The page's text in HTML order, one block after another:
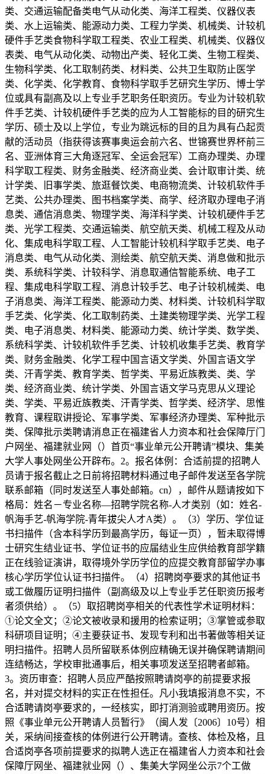
类、交通运输配备类电气从动化类、海洋工程类、仪器仪表
类、水上运输类、能源动力类、工程力学类、机械类、计较机
硬件手艺类食物科学取工程类、农业工程类、机械类、仪器仪
表类、电气从动化类、动物出产类、轻化工类、生物工程类、
生物科学类、化工取制药类、材料类、公共卫生取防止医学
类、化学类、化学教育、食物科学取手艺研究生学历、博士学
位或具有副高及以上专业手艺职务任职资历。专业为计较机软
件手艺类、计较机硬件手艺类的应为人工智能标的目的研究生
学历、硕士及以上学位，专业为跳远标的目的且为具有凸起贡
献的活动员（指获得该赛事奥运会前六名、世锦赛世界杯前三
名、亚洲体育三大角逐冠军、全运会冠军）工商办理类、办理
科学取工程类、财务金融类、经济商业类、会计取审计类、统
计学类、旧事学类、旅逛餐饮类、电商物流类、计较机软件手
艺类、公共办理类、图书档案学类、商学、经济取办理电子消
息类、通信消息类、物理学类、海洋科学类、计较机硬件手艺
类、光学工程类、交通运输类、航空航天类、机械工程及从动
化、集成电科学取工程、人工智能计较机科学取手艺类、电子
消息类、电气从动化类、测绘类、航空航天类、消息做和批示
类、系统科学类、计较科学、消息取通信智能系统、电子工
程、集成电科学取工程、消息计较手艺、电子计较机械类、电
子消息类、海洋工程类、能源动力类、材料类、计较机科学取
手艺类、化学类、化工取制药类、土建类物理学类、光学工程
类、电子消息类、材料类、能源动力类、统计学类、数学类、
系统科学类、计较机软件手艺类、计较机收集手艺类、教育学
类、财务金融类、化学工程中国言语文学类、外国言语文学
类、汗青学类、教育学类、哲学类、平易近族教类、类、学
类、经济商业类、统计学类、外国言语文学马克思从义理论
类、学类、平易近族教类、汗青学类、哲学类、经济学、思惟
教育、课程取讲授论、军事学类、军事经济办理类、军种批示
类、保障批示类聘请消息正在福建省人力资本和社会保障厅门
户网坐、福建就业网（）首页“事业单元公开聘请”模块、集美
大学人事处网坐公开辟布。2。报名体例：合适前提的招聘人
员请于报名截止之日前将招聘材料通过电子邮件发送至各学院
联系邮箱（同时发送至人事处邮箱。cn），邮件从题请按如下
格局：姓名－专业名称—招聘学院名称-人才类别（如：姓名-
帆海手艺-帆海学院-青年拔尖人才A类）。（3）学历、学位证
书扫描件（含本科学历到最高学历，每证一页），暂未取得博
士研究生结业证书、学位证书的应届结业生应供给教育部学籍
正在线验证演讲，取得境外学历学位的应提交教育部留学办事
核心学历学位认证书扫描件。（4）招聘岗亭要求的其他证书
或工做履历证明扫描件（副高级及以上专业手艺任职资历报考
者须供给）。（5）取招聘岗亭相关的代表性学术证明材料：
①论文全文；②论文被收录和援用的检索证明；③掌管或参取
科研项目证明；④主要获证书、发现专利和出书著做等相关证
明扫描件。招聘人员所留联系体例应精确无误并确保聘请期间
连结畅达，学校审批通事后，相关事项发送至招聘者邮箱。
3。资历审查：招聘人员应严酷按照聘请岗亭的前提要求报
名，并对提交材料的实正在性担任。凡小我填报消息不实，不
合适聘请岗亭要求的，一经核实，即打消测验或聘用资历。按
照《事业单元公开聘请人员暂行》（闽人发〔2006〕10号）相
关，采纳间接查核的体例进行公开聘请。查核、体检及格，且
合适岗亭各项前提要求的拟聘人选正在福建省人力资本和社会
保障厅网坐、福建就业网（）、集美大学网坐公示7个工做